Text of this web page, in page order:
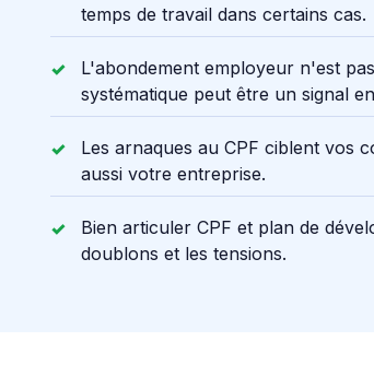
temps de travail dans certains cas.
L'abondement employeur n'est
systématique peut être un signal
Les arnaques au CPF ciblent vos
aussi votre entreprise.
Bien articuler CPF et plan de
doublons et les tensions.